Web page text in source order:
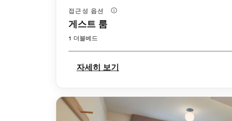
접근성 옵션
게스트 룸
1 더블베드
자세히 보기